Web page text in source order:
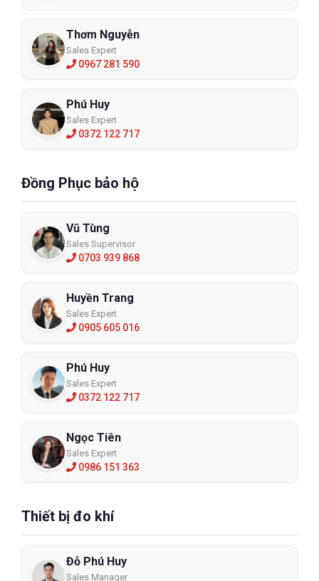
Thơm Nguyễn
Sales Expert
0967 281 590
Phú Huy
Sales Expert
0372 122 717
Đồng Phục bảo hộ
Vũ Tùng
Sales Supervisor
0703 939 868
Huyền Trang
Sales Expert
0905 605 016
Phú Huy
Sales Expert
0372 122 717
Ngọc Tiên
Sales Expert
0986 151 363
Thiết bị đo khí
Đỗ Phú Huy
Sales Manager